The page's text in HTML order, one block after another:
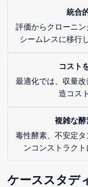
統合
評価からクローニ
シームレスに移行
コスト
最適化では、収量
造コス
複雑な酵
毒性酵素、不安定
ンコンストラクト
ケーススタデ